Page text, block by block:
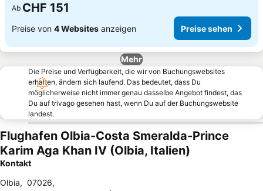
Ab CHF 151
Preise von 4 Websites anzeigen Preise sehen
Mehr
Die Preise und Verfügbarkeit, die wir von Buchungswebsites
erhalten, ändern sich laufend. Das bedeutet, dass Du
möglicherweise nicht immer genau dasselbe Angebot findest, das
Du auf trivago gesehen hast, wenn Du auf der Buchungswebsite
landest.
Flughafen Olbia-Costa Smeralda-Prince
Karim Aga Khan IV (Olbia, Italien)
Kontakt
Olbia, 07026,